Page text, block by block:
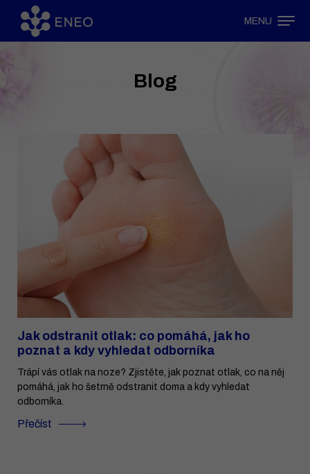
MENU
Blog
Jak odstranit otlak: co pomáhá, jak ho
poznat a kdy vyhledat odborníka
Trápí vás otlak na noze? Zjistěte, jak poznat otlak, co na něj
pomáhá, jak ho šetrně odstranit doma a kdy vyhledat
odborníka.
Přečíst